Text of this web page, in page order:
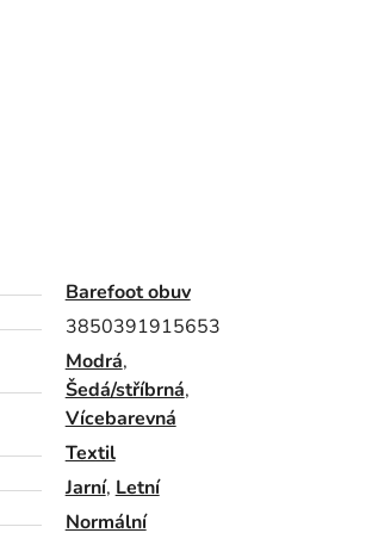
Barefoot obuv
3850391915653
Modrá,
Šedá/stříbrná,
Vícebarevná
Textil
Jarní, Letní
Normální